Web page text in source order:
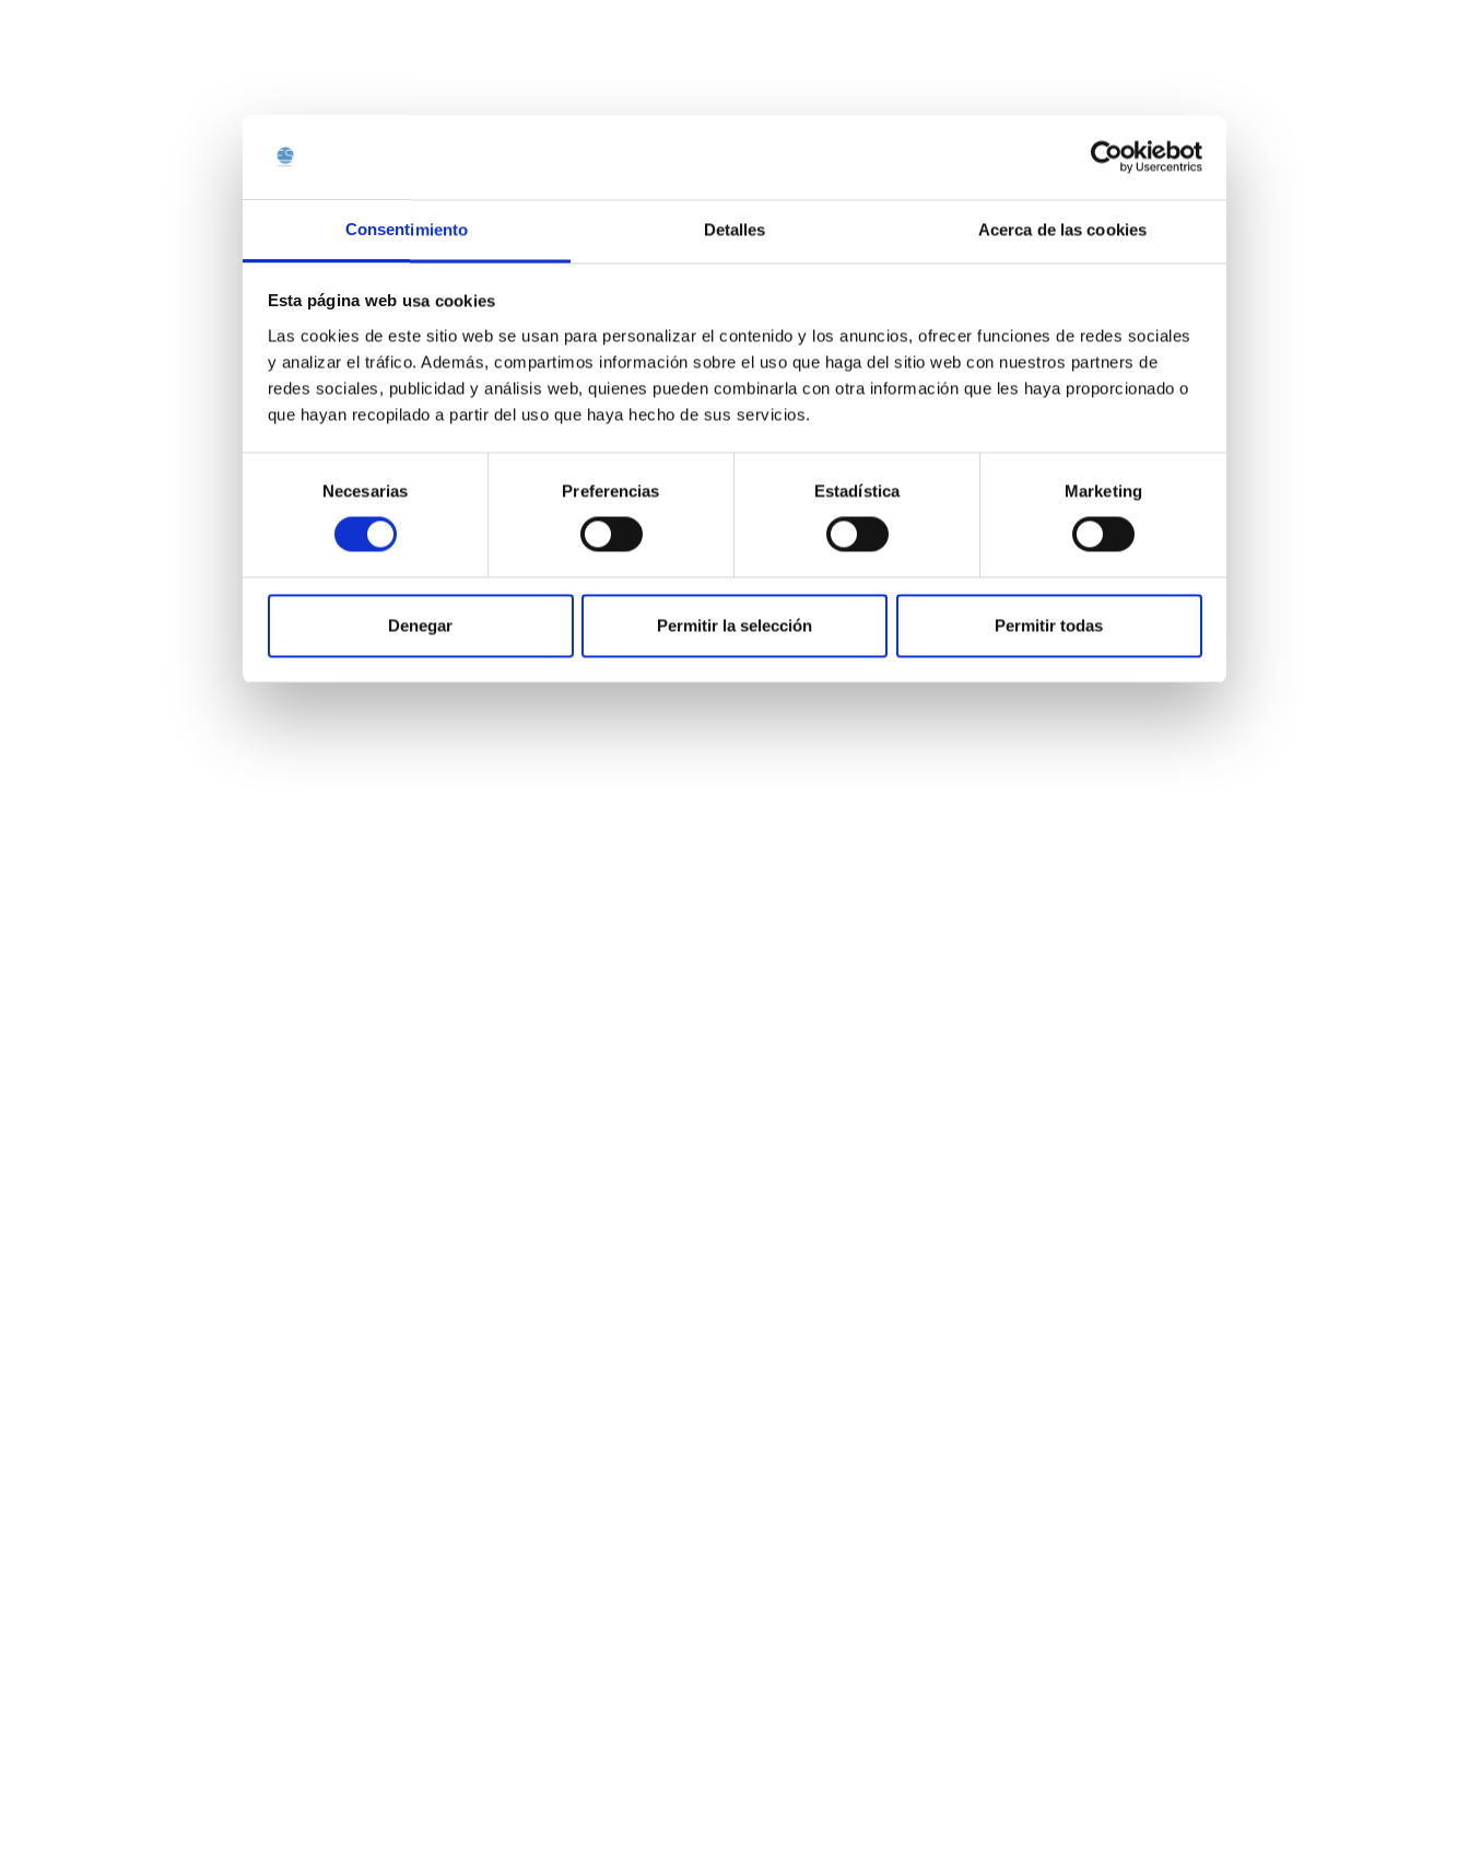
Consentimiento Detalles Acerca de las cookies
Esta página web usa cookies
Las cookies de este sitio web se usan para personalizar el contenido y los anuncios, ofrecer funciones de redes sociales
y analizar el tráfico. Además, compartimos información sobre el uso que haga del sitio web con nuestros partners de
redes sociales, publicidad y análisis web, quienes pueden combinarla con otra información que les haya proporcionado o
que hayan recopilado a partir del uso que haya hecho de sus servicios.
consentimiento
Necesarias Preferencias Estadística Marketing
Denegar Permitir la selección Permitir todas
Luz pulsada intensa